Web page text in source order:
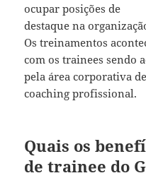
ocupar posições de
destaque na
Os treinamentos
com os trainees sendo
pela área corporativa
coaching profissional.
Quais os
de trainee do